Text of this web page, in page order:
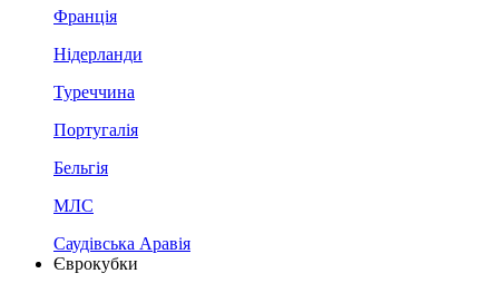
Франція
Нідерланди
Туреччина
Португалія
Бельгія
МЛС
Саудівська Аравія
Єврокубки